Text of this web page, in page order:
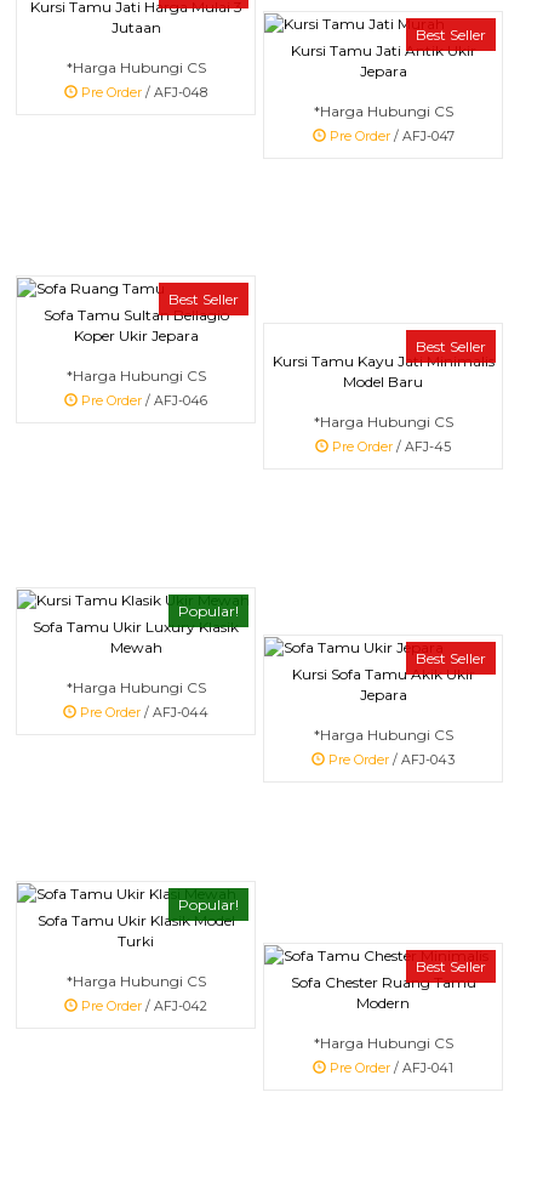
Kursi Tamu Jati Harga Mulai 3
Jutaan
*Harga Hubungi CS
Pre Order / AFJ-048
Best Seller
Kursi Tamu Jati Antik Ukir
Jepara
*Harga Hubungi CS
Pre Order/ AFJ-047
Best Seller
Sofa Tamu Sultan Bellagio
Koper Ukir Jepara
*Harga Hubungi CS
Pre Order / AFJ-046
Best Seller
Kursi Tamu Kayu Jati Minimalis
Model Baru
*Harga Hubungi CS
Pre Order / AFJ-45
Popular!
Sofa Tamu Ukir Luxury Klasik
Mewah
*Harga Hubungi CS
Pre Order / AFJ-044
Best Seller
Kursi Sofa Tamu Akik Ukir
Jepara
*Harga Hubungi CS
Pre Order / AFJ-043
Popular!
Sofa Tamu Ukir Klasik Model
Turki
*Harga Hubungi CS
Pre Order / AFJ-042
Best Seller
Sofa Chester Ruang Tamu
Modern
*Harga Hubungi CS
Pre Order / AFJ-041